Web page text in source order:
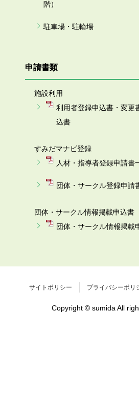
階）
駐車場・駐輪場
申請書類
施設利用
利用者登録申込書・変更
込書
すみだマナビ登録
人材・指導者登録申請書
団体・サークル登録申請
団体・サークル情報掲載申込書
団体・サークル情報掲載
サイトポリシー プライバシーポリ
Copyright © sumida All